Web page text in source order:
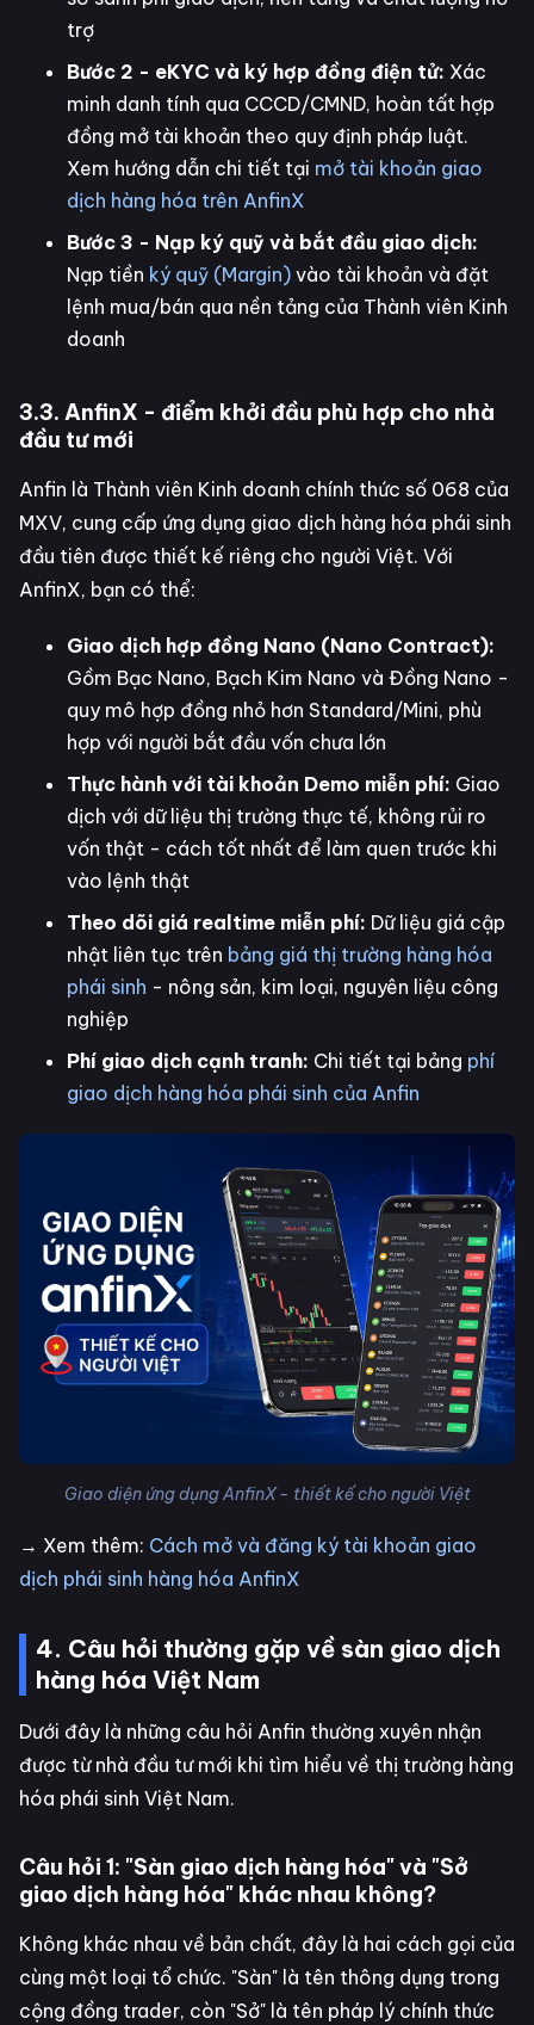
trợ
Bước 2 - eKYC và ký hợp đồng điện tử: Xác
minh danh tính qua CCCD/CMND, hoàn tất hợp
đồng mở tài khoản theo quy định pháp luật.
Xem hướng dẫn chi tiết tại mở tài khoản giao
dịch hàng hóa trên AnfinX
Bước 3 - Nạp ký quỹ và bắt đầu giao dịch:
Nạp tiền ký quỹ (Margin) vào tài khoản và đặt
lệnh mua/bán qua nền tảng của Thành viên Kinh
doanh
3.3. AnfinX - điểm khởi đầu phù hợp cho nhà
đầu tư mới
Anfin là Thành viên Kinh doanh chính thức số 068 của
MXV, cung cấp ứng dụng giao dịch hàng hóa phái sinh
đầu tiên được thiết kế riêng cho người Việt. Với
AnfinX, bạn có thể:
Giao dịch hợp đồng Nano (Nano Contract):
Gồm Bạc Nano, Bạch Kim Nano và Đồng Nano -
quy mô hợp đồng nhỏ hơn Standard/Mini, phù
hợp với người bắt đầu vốn chưa lớn
Thực hành với tài khoản Demo miễn phí: Giao
dịch với dữ liệu thị trường thực tế, không rủi ro
vốn thật - cách tốt nhất để làm quen trước khi
vào lệnh thật
Theo dõi giá realtime miễn phí: Dữ liệu giá cập
nhật liên tục trên bảng giá thị trường hàng hóa
phái sinh - nông sản, kim loại, nguyên liệu công
nghiệp
Phí giao dịch cạnh tranh: Chi tiết tại bảng phí
giao dịch hàng hóa phái sinh của Anfin
Giao diện ứng dụng AnfinX - thiết kế cho người Việt
→ Xem thêm: Cách mở và đăng ký tài khoản giao
dịch phái sinh hàng hóa AnfinX
4. Câu hỏi thường gặp về sàn giao dịch
hàng hóa Việt Nam
Dưới đây là những câu hỏi Anfin thường xuyên nhận
được từ nhà đầu tư mới khi tìm hiểu về thị trường hàng
hóa phái sinh Việt Nam.
Câu hỏi 1: "Sàn giao dịch hàng hóa" và "Sở
giao dịch hàng hóa" khác nhau không?
Không khác nhau về bản chất, đây là hai cách gọi của
cùng một loại tổ chức. "Sàn" là tên thông dụng trong
cộng đồng trader, còn "Sở" là tên pháp lý chính thức